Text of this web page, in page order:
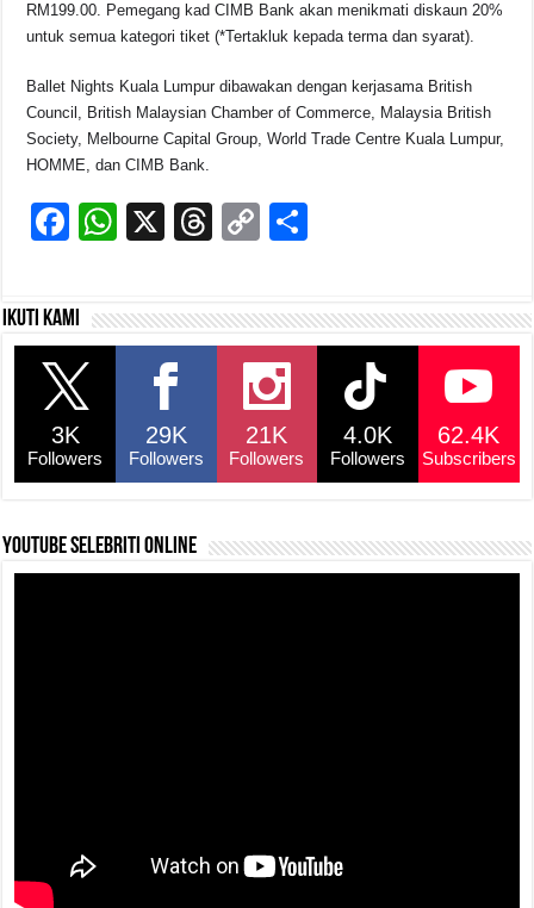
RM199.00. Pemegang kad CIMB Bank akan menikmati diskaun 20%
untuk semua kategori tiket (*Tertakluk kepada terma dan syarat).
Ballet Nights Kuala Lumpur dibawakan dengan kerjasama British
Council, British Malaysian Chamber of Commerce, Malaysia British
Society, Melbourne Capital Group, World Trade Centre Kuala Lumpur,
HOMME, dan CIMB Bank.
F
c
e
b
o
o
k
W
s
p
X
T
a
C
y
Li
n
k
e
Ikuti kami
3K
Followers
29K
Followers
21K
Followers
4.0K
Followers
62.4K
Subscribers
YouTube selebriti online